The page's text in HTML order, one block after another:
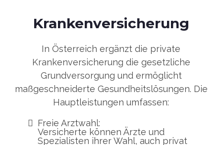
Krankenversicherung
In Österreich ergänzt die private
Krankenversicherung die gesetzliche
Grundversorgung und ermöglicht
maßgeschneiderte Gesundheitslösungen. Die
Hauptleistungen umfassen:
Freie Arztwahl:
Versicherte können Ärzte und
Spezialisten ihrer Wahl, auch privat